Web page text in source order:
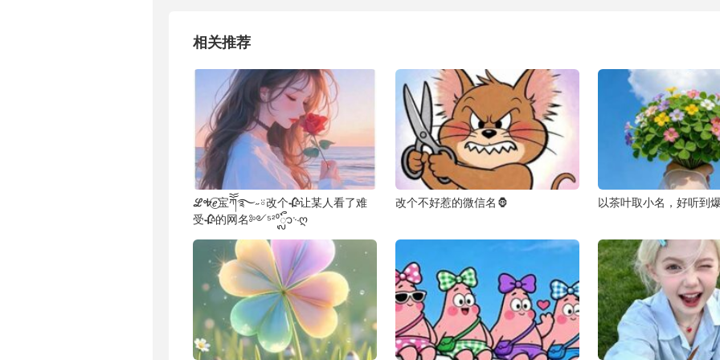
相关推荐
ℒᎭℯ⃝宝ཀོོ࿐˶⍤改个🥀让某人看了难
受🥀的网名༻⁵²⁰ᬽ࿙ღ
改个不好惹的微信名🦍 以茶叶取小名，好听到